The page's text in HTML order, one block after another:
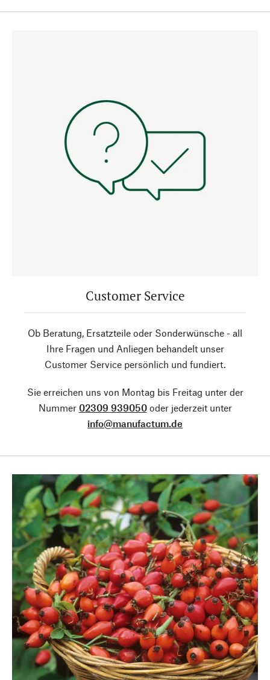
Customer Service
Ob Beratung, Ersatzteile oder Sonderwünsche - all
Ihre Fragen und Anliegen behandelt unser
Customer Service persönlich und fundiert.
Sie erreichen uns von Montag bis Freitag unter der
Nummer 02309 939050oder jederzeit unter
info@manufactum.de